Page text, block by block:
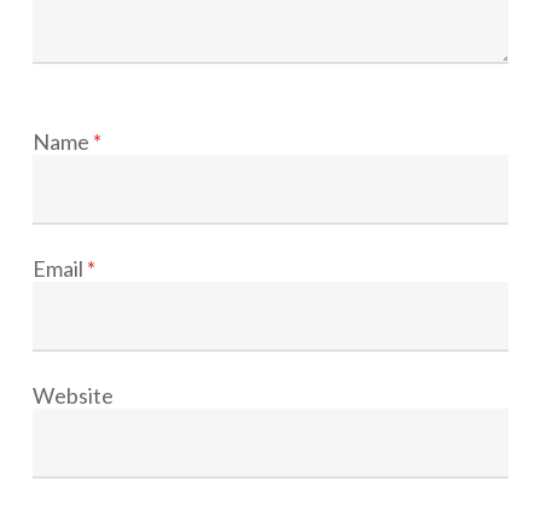
Name *
Email *
Website